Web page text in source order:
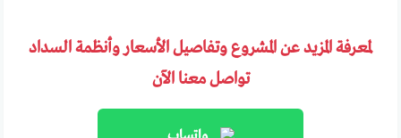
لمعرفة المزيد عن المشروع وتفاصيل الأسعار وأنظمة السداد
تواصل معنا الآن